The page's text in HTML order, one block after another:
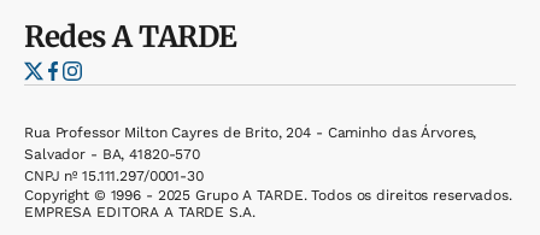
RedesA TARDE
Rua Professor Milton Cayres de Brito, 204 - Caminho das Árvores,
Salvador - BA, 41820-570
CNPJ nº 15.111.297/0001-30
Copyright © 1996 - 2025 Grupo A TARDE. Todos os direitos reservados.
EMPRESA EDITORA A TARDE S.A.